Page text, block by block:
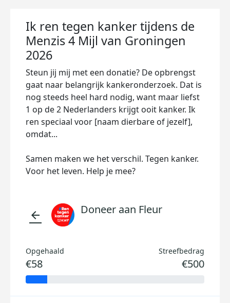
Ik ren tegen kanker tijdens de
Menzis 4 Mijl van Groningen
2026
Steun jij mij met een donatie? De opbrengst
gaat naar belangrijk kankeronderzoek. Dat is
nog steeds heel hard nodig, want maar liefst
1 op de 2 Nederlanders krijgt ooit kanker. Ik
ren speciaal voor [naam dierbare of jezelf],
omdat...
Samen maken we het verschil. Tegen kanker.
Voor het leven. Help je mee?
arrow_back Doneer aan Fleur
Opgehaald
€58
Streefbedrag
€500